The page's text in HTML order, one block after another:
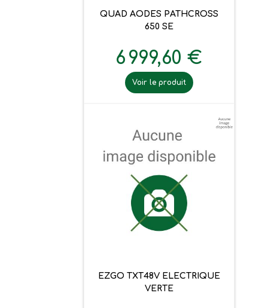
QUAD AODES PATHCROSS
650 SE
6 999,60 €
Voir le produit
EZGO TXT48V ELECTRIQUE
VERTE